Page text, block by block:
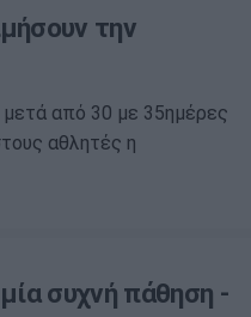
την
από 30 με 35ημέρες
αθλητές η
συχνή πάθηση -